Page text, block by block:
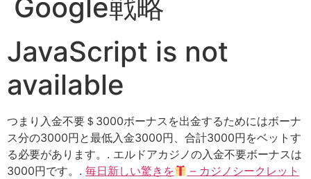
Google戦略
JavaScript is not
available
つまり入金不要＄3000ボーナスを出金するためにはボーナ
ス分の3000円と最低入金3000円、合計3000円をベットす
る必要があります。. エルドアカジノの入金不要ボーナスは
3000円です。. 毎日新しい驚きを
– カジノシークレット